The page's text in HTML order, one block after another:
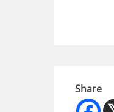
Share